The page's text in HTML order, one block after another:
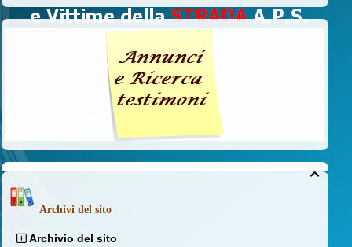

Archivi del sito
Archivio del sito